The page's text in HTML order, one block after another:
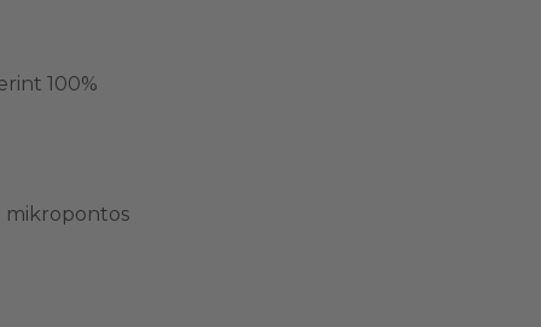
100%
mikropontos